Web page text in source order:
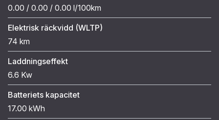
0.00 / 0.00 / 0.00 l/100km
Elektrisk räckvidd (WLTP)
74 km
Laddningseffekt
6.6 Kw
Batteriets kapacitet
17.00 kWh